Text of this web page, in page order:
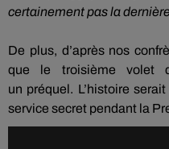
certainement pas la
De plus, d’après nos
que le troisième volet
un préquel. L’histoire
service secret pendant la